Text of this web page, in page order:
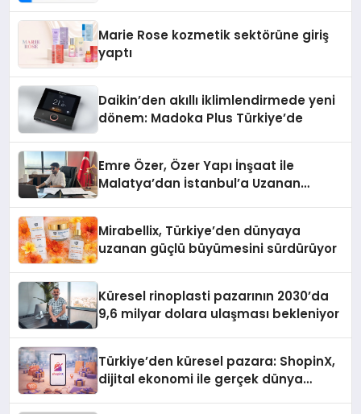
Marie Rose kozmetik sektörüne giriş
yaptı
Daikin’den akıllı iklimlendirmede yeni
dönem: Madoka Plus Türkiye’de
Emre Özer, Özer Yapı İnşaat ile
Malatya’dan İstanbul’a Uzanan
Mirabellix, Türkiye’den dünyaya
uzanan güçlü büyümesini sürdürüyor
Küresel rinoplasti pazarının 2030’da
9,6 milyar dolara ulaşması bekleniyor
Türkiye’den küresel pazara: ShopinX,
dijital ekonomi ile gerçek dünya